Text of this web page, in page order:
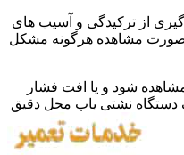
از ترکیدگی و آسیب های
مشاهده هرگونه مشکل
شود و یا افت فشار
دستگاه نشتی یاب محل دقیق